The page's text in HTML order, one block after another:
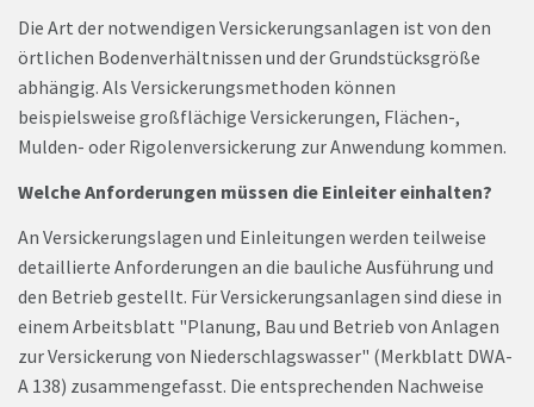
Die Art der notwendigen Versickerungsanlagen ist von den
örtlichen Bodenverhältnissen und der Grundstücksgröße
abhängig. Als Versickerungsmethoden können
beispielsweise großflächige Versickerungen, Flächen-,
Mulden- oder Rigolenversickerung zur Anwendung kommen.
Welche Anforderungen müssen die Einleiter einhalten?
An Versickerungslagen und Einleitungen werden teilweise
detaillierte Anforderungen an die bauliche Ausführung und
den Betrieb gestellt. Für Versickerungsanlagen sind diese in
einem Arbeitsblatt "Planung, Bau und Betrieb von Anlagen
zur Versickerung von Niederschlagswasser" (Merkblatt DWA-
A 138) zusammengefasst. Die entsprechenden Nachweise